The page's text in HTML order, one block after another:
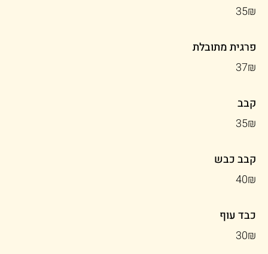
‏35 ‏₪
פרגית מתובלת
‏37 ‏₪
קבב
‏35 ‏₪
קבב כבש
‏40 ‏₪
כבד עוף
‏30 ‏₪